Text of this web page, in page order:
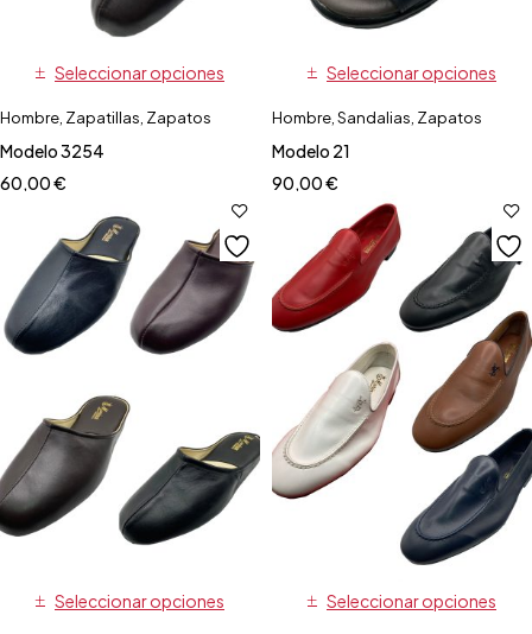
Seleccionar opciones
Hombre Zapatillas Zapatos
Modelo 3254
60,00€
Seleccionar opciones
Hombre Sandalias Zapatos
Modelo 21
90,00€
Seleccionar opciones Seleccionar opciones